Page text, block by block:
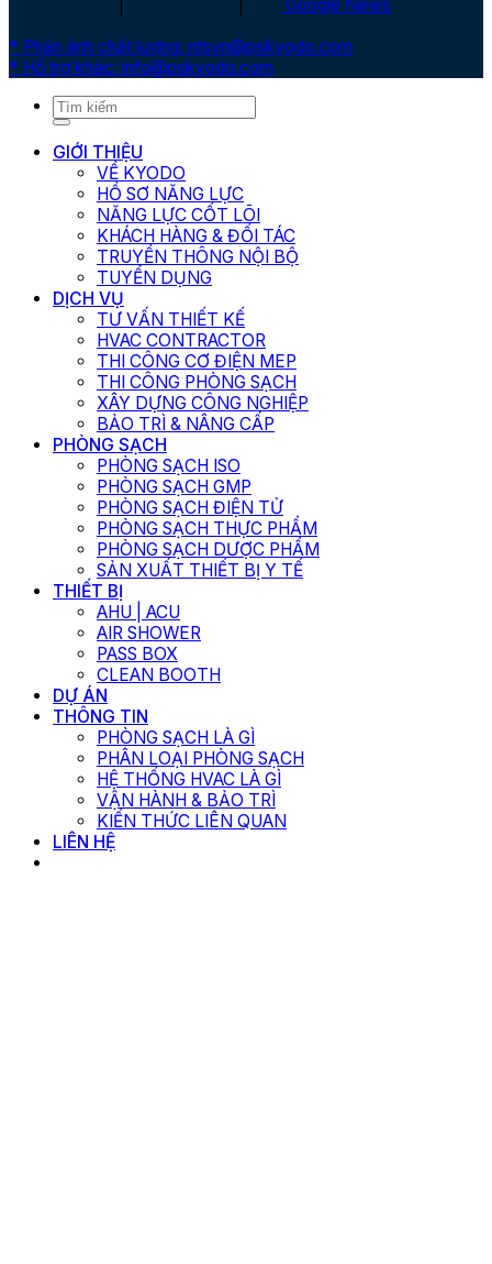
Google News
* Phản ánh chất lượng: ntsvn@pskyodo.com
* Hỗ trợ khác: info@pskyodo.com
GIỚI THIỆU
VỀ KYODO
HỒ SƠ NĂNG LỰC
NĂNG LỰC CỐT LÕI
KHÁCH HÀNG & ĐỐI TÁC
TRUYỀN THÔNG NỘI BỘ
TUYỂN DỤNG
DỊCH VỤ
TƯ VẤN THIẾT KẾ
HVAC CONTRACTOR
THI CÔNG CƠ ĐIỆN MEP
THI CÔNG PHÒNG SẠCH
XÂY DỰNG CÔNG NGHIỆP
BẢO TRÌ & NÂNG CẤP
PHÒNG SẠCH
PHÒNG SẠCH ISO
PHÒNG SẠCH GMP
PHÒNG SẠCH ĐIỆN TỬ
PHÒNG SẠCH THỰC PHẨM
PHÒNG SẠCH DƯỢC PHẨM
SẢN XUẤT THIẾT BỊ Y TẾ
THIẾT BỊ
AHU | ACU
AIR SHOWER
PASS BOX
CLEAN BOOTH
DỰ ÁN
THÔNG TIN
PHÒNG SẠCH LÀ GÌ
PHÂN LOẠI PHÒNG SẠCH
HỆ THỐNG HVAC LÀ GÌ
VẬN HÀNH & BẢO TRÌ
KIẾN THỨC LIÊN QUAN
LIÊN HỆ